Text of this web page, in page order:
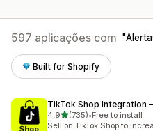
597 aplicações com
Built for Shopify
TikTok Shop Integration
4,9de 5 estrelas
(735)
735 total de avaliações
•Free to install
Sell on TikTok Shop to